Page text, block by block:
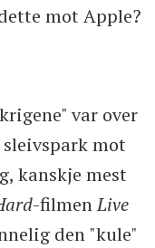
mot Apple?
var over
mot
kanskje mest
-filmenLive
den "kule"